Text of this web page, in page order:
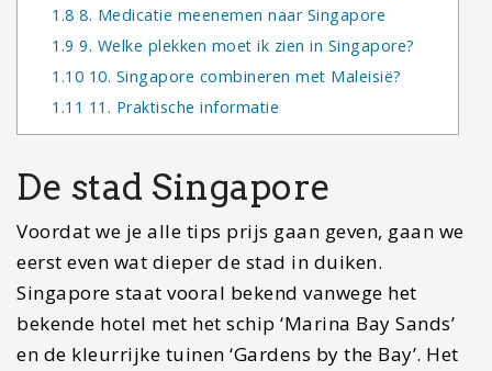
1.8 8. Medicatie meenemen naar Singapore
1.9 9. Welke plekken moet ik zien in Singapore?
1.10 10. Singapore combineren met Maleisië?
1.11 11. Praktische informatie
De stad Singapore
Voordat we je alle tips prijs gaan geven, gaan we
eerst even wat dieper de stad in duiken.
Singapore staat vooral bekend vanwege het
bekende hotel met het schip ‘Marina Bay Sands’
en de kleurrijke tuinen ‘Gardens by the Bay’. Het